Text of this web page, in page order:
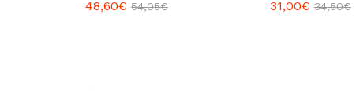
48,60€ 54,05€ 31,00€ 34,50€